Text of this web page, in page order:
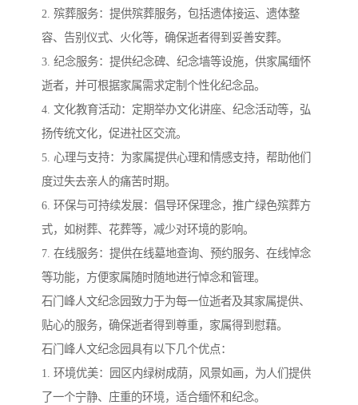
2. 殡葬服务：提供殡葬服务，包括遗体接运、遗体整
容、告别仪式、火化等，确保逝者得到妥善安葬。
3. 纪念服务：提供纪念碑、纪念墙等设施，供家属缅怀
逝者，并可根据家属需求定制个性化纪念品。
4. 文化教育活动：定期举办文化讲座、纪念活动等，弘
扬传统文化，促进社区交流。
5. 心理与支持：为家属提供心理和情感支持，帮助他们
度过失去亲人的痛苦时期。
6. 环保与可持续发展：倡导环保理念，推广绿色殡葬方
式，如树葬、花葬等，减少对环境的影响。
7. 在线服务：提供在线墓地查询、预约服务、在线悼念
等功能，方便家属随时随地进行悼念和管理。
石门峰人文纪念园致力于为每一位逝者及其家属提供、
贴心的服务，确保逝者得到尊重，家属得到慰藉。
石门峰人文纪念园具有以下几个优点：
1. 环境优美：园区内绿树成荫，风景如画，为人们提供
了一个宁静、庄重的环境，适合缅怀和纪念。